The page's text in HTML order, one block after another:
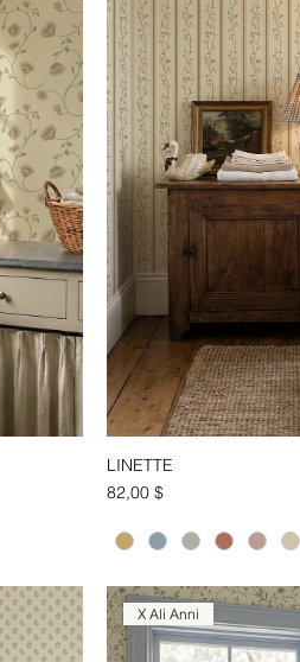
LINETTE
Prix
82,00 $
X Ali Anni